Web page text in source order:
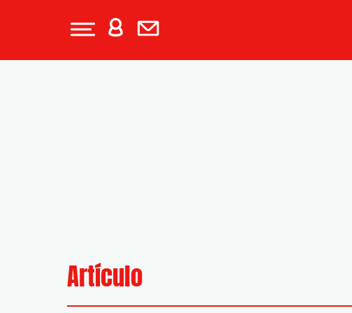
Artículo